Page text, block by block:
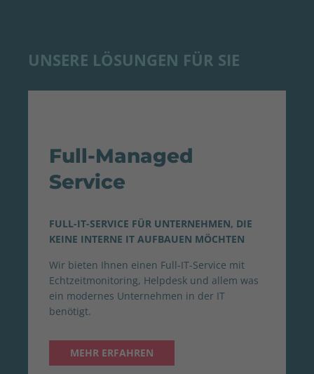
UNSERE LÖSUNGEN FÜR SIE
Full-Managed
Service
FULL-IT-SERVICE FÜR UNTERNEHMEN, DIE
KEINE INTERNE IT AUFBAUEN MÖCHTEN
Wir bieten Ihnen einen Full-IT-Service mit
Echtzeitmonitoring, Helpdesk und allem was
ein modernes Unternehmen in der IT
benötigt.
MEHR ERFAHREN